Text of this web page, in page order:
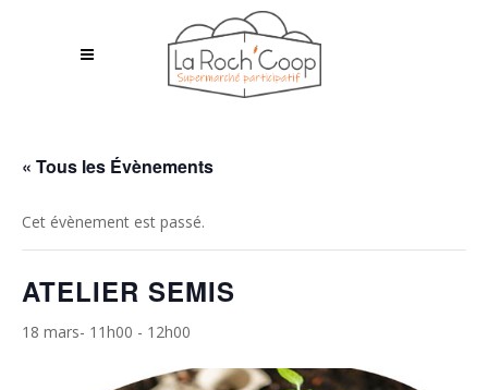
« Tous les Évènements
Cet évènement est passé.
ATELIER SEMIS
18 mars- 11h00 - 12h00